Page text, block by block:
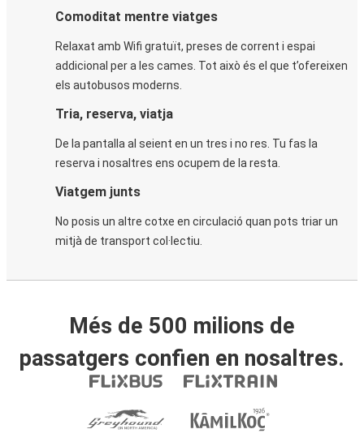
Comoditat mentre viatges
Relaxat amb Wifi gratuït, preses de corrent i espai
addicional per a les cames. Tot això és el que t’ofereixen
els autobusos moderns.
Tria, reserva, viatja
De la pantalla al seient en un tres i no res. Tu fas la
reserva i nosaltres ens ocupem de la resta.
Viatgem junts
No posis un altre cotxe en circulació quan pots triar un
mitjà de transport col·lectiu.
Més de 500 milions de
passatgers confien en nosaltres.